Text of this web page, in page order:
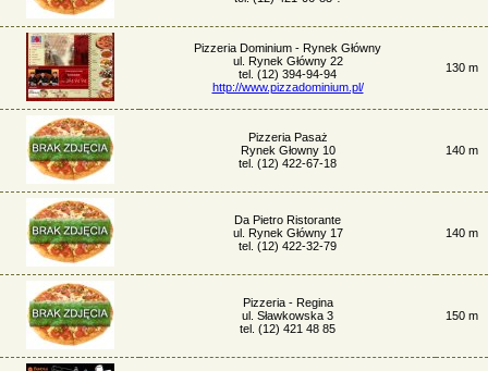
Pizzeria Dominium - Rynek Główny
ul. Rynek Główny 22
tel. (12) 394-94-94
http://www.pizzadominium.pl/
130 m
Pizzeria Pasaż
Rynek Głowny 10
tel. (12) 422-67-18
140 m
Da Pietro Ristorante
ul. Rynek Główny 17
tel. (12) 422-32-79
140 m
Pizzeria - Regina
ul. Sławkowska 3
tel. (12) 421 48 85
150 m